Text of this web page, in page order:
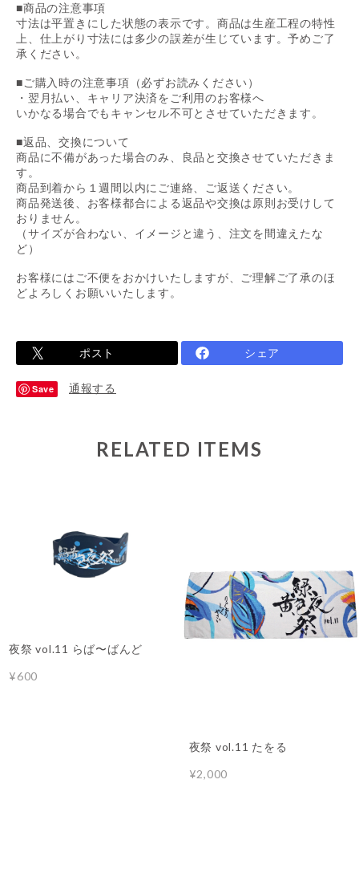
■商品の注意事項
寸法は平置きにした状態の表示です。商品は生産工程の特性
上、仕上がり寸法には多少の誤差が生じています。予めご了
承ください。
■ご購入時の注意事項（必ずお読みください）
・翌月払い、キャリア決済をご利用のお客様へ
いかなる場合でもキャンセル不可とさせていただきます。
■返品、交換について
商品に不備があった場合のみ、良品と交換させていただきま
す。
商品到着から１週間以内にご連絡、ご返送ください。
商品発送後、お客様都合による返品や交換は原則お受けして
おりません。
（サイズが合わない、イメージと違う、注文を間違えたな
ど）
お客様にはご不便をおかけいたしますが、ご理解ご了承のほ
どよろしくお願いいたします。
ポスト シェア
Save 通報する
RELATED ITEMS
夜祭 vol.11 らば〜ばんど
¥600
夜祭 vol.11 たをる
¥2,000